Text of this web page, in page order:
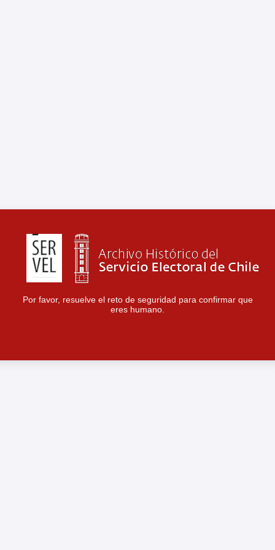
Por favor, resuelve el reto de seguridad para confirmar que
eres humano.